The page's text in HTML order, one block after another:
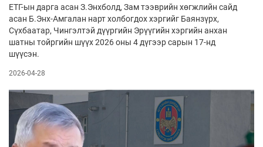
ЕТГ-ын дарга асан З.Энхболд, Зам тээврийн хөгжлийн сайд
асан Б.Энх-Амгалан нарт холбогдох хэргийг Баянзүрх,
Сүхбаатар, Чингэлтэй дүүргийн Эрүүгийн хэргийн анхан
шатны тойргийн шүүх 2026 оны 4 дүгээр сарын 17-нд
шүүсэн.
2026-04-28